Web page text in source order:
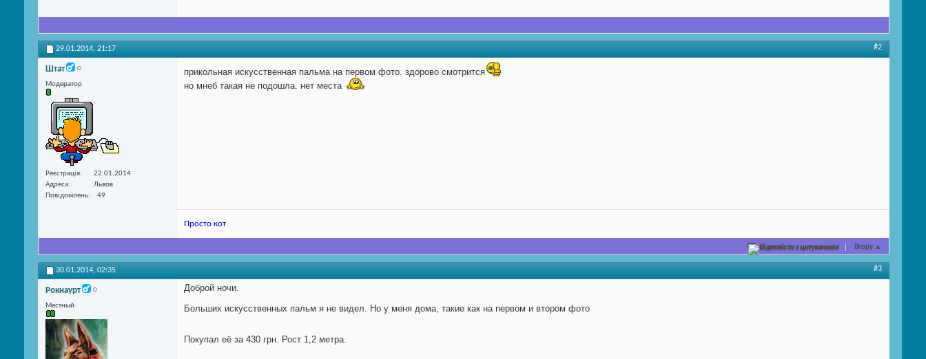
29.01.2014, 21:17 #2
Штат
Модератор
Реєстрація
22.01.2014
Адреса
Львов
Повідомлень
49
прикольная искусственная пальма на первом фото. здорово смотрится
но мнеб такая не подошла. нет места
Просто кот
Відповісти з цитуванням Вгору ▲
30.01.2014, 02:35 #3
Рокнаурт
Местный
Доброй ночи.
Больших искусственных пальм я не видел. Но у меня дома, такие как на первом и втором фото
Покупал её за 430 грн. Рост 1,2 метра.